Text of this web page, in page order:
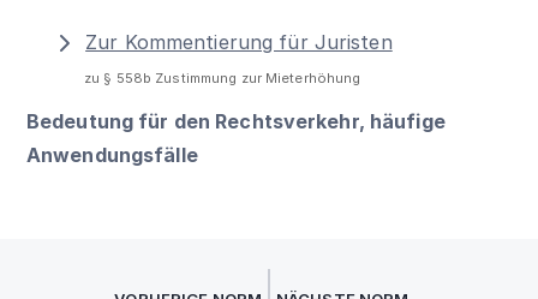
Zur Kommentierung für Juristen
zu § 558b Zustimmung zur Mieterhöhung
Bedeutung für den Rechtsverkehr, häufige
Anwendungsfälle